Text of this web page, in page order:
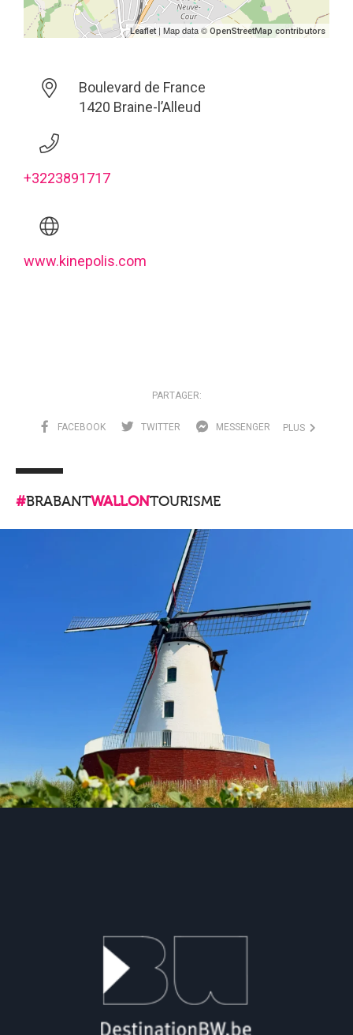
Leaflet| Map data © OpenStreetMap contributors
Boulevard de France
1420 Braine-l’Alleud
+3223891717
www.kinepolis.com
PARTAGER:
FACEBOOK TWITTER MESSENGER PLUS
#BRABANTWALLONTOURISME